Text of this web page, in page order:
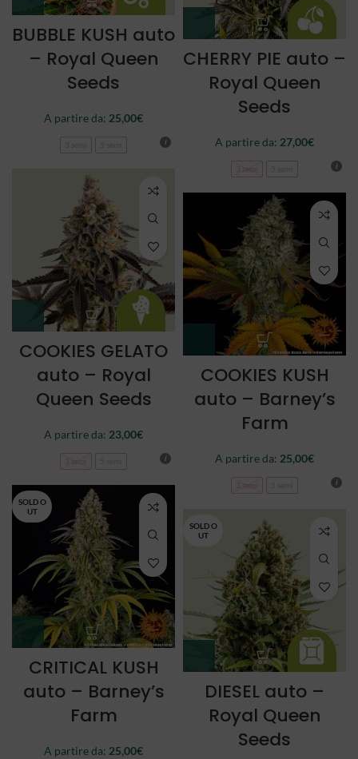
BUBBLE KUSH auto
– Royal Queen
Seeds
A partire da: 25,00€
CHERRY PIE auto –
Royal Queen
Seeds
A partire da: 27,00€
3 semi
COOKIES GELATO
auto – Royal
Queen Seeds
A partire da: 23,00€
3 semi
COOKIES KUSH
auto – Barney’s
Farm
A partire da: 25,00€
3 semi
SOLD O
UT
CRITICAL KUSH
auto – Barney’s
Farm
A partire da: 25,00€
SOLD O
UT
DIESEL auto –
Royal Queen
Seeds